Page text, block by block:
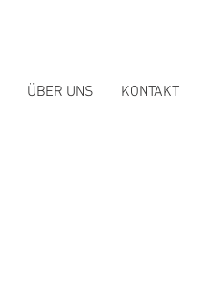
ÜBER UNS KONTAKT